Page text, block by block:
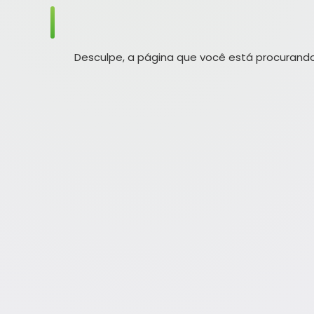
Desculpe, a página que você está